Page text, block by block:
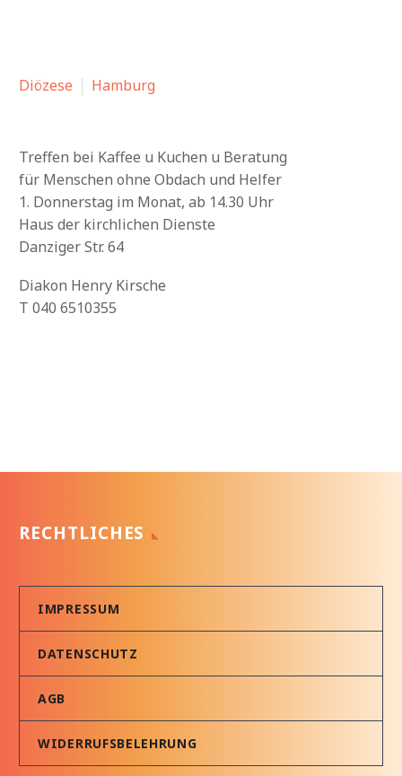
Diözese Hamburg
Treffen bei Kaffee u Kuchen u Beratung
für Menschen ohne Obdach und Helfer
1. Donnerstag im Monat, ab 14.30 Uhr
Haus der kirchlichen Dienste
Danziger Str. 64
Diakon Henry Kirsche
T 040 6510355
RECHTLICHES
IMPRESSUM
DATENSCHUTZ
AGB
WIDERRUFSBELEHRUNG